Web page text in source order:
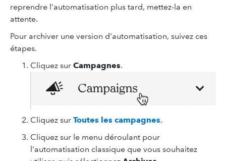
reprendre l'automatisation plus tard, mettez-la en
attente.
Pour archiver une version d'automatisation, suivez ces
étapes.
Cliquez sur Campagnes.
Cliquez sur Toutes les campagnes.
Cliquez sur le menu déroulant pour
l'automatisation classique que vous souhaitez